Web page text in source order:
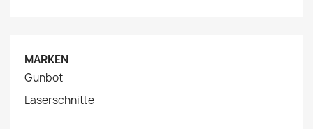
MARKEN
Gunbot
Laserschnitte